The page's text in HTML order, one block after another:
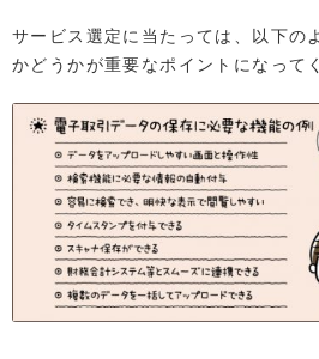
サービス選定に当たっては、以下の
かどうかが重要なポイントになって